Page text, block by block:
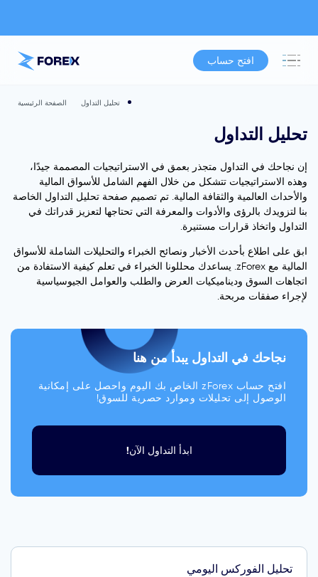
افتح حساب
الصفحة الرئيسية تحليل التداول
تحليل التداول
إن نجاحك في التداول متجذر بعمق في الاستراتيجيات المصممة جيدًا،
وهذه الاستراتيجيات تتشكل من خلال الفهم الشامل للأسواق المالية
والأحداث العالمية والثقافة المالية. تم تصميم صفحة تحليل التداول الخاصة
بنا لتزويدك بالرؤى والأدوات والمعرفة التي تحتاجها لتعزيز قدراتك في
التداول واتخاذ قرارات مستنيرة.
ابق على اطلاع بأحدث الأخبار ونصائح الخبراء والتحليلات الشاملة للأسواق
المالية مع zForex. يساعدك محللونا الخبراء في تعلم كيفية الاستفادة من
اتجاهات السوق وديناميكيات العرض والطلب والعوامل الجيوسياسية
لإجراء صفقات مربحة.
نجاحك في التداول يبدأ من هنا
افتح حساب zForex الخاص بك اليوم واحصل على إمكانية
الوصول إلى تحليلات وموارد حصرية للسوق!
ابدأ التداول الآن!
تحليل الفوركس اليومي